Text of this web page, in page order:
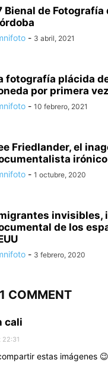
Bienal de Fotografía
- 3 abril, 2021
fotografía plácida
por primera
- 10 febrero, 2021
Friedlander, el
irónico
- 1 octubre, 2020
invisibles,
de los
- 3 febrero, 2020
1 COMMENT
cali
22:31
estas imágenes 😉